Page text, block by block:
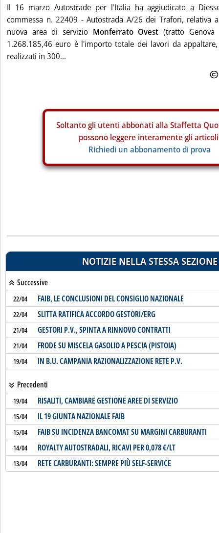
Il 16 marzo Autostrade per l'Italia ha aggiudicato a
commessa n. 22409 - Autostrada A/26 dei Trafori, relativa
nuova area di servizio Monferrato Ovest (tratto Genova
1.268.185,46 euro è l'importo totale dei lavori da
realizzati in 300...
Soltanto gli utenti abbonati alla Staffetta
possono leggere interamente gli
Richiedi un abbonamento di prova
NOTIZIE NELLA STESSA SEZIONE
Successive
22/04 FAIB, LE CONCLUSIONI DEL CONSIGLIO NAZIONALE
22/04 SLITTA RATIFICA ACCORDO GESTORI/ERG
21/04 GESTORI P.V., SPINTA A RINNOVO CONTRATTI
21/04 FRODE SU MISCELA GASOLIO A PESCIA (PISTOIA)
19/04 IN B.U. CAMPANIA RAZIONALIZZAZIONE RETE P.V.
Precedenti
19/04 RISALITI, CAMBIARE GESTIONE AREE DI SERVIZIO
15/04 IL 19 GIUNTA NAZIONALE FAIB
15/04 FAIB SU INCIDENZA BANCOMAT SU MARGINI CARBURANTI
14/04 ROYALTY AUTOSTRADALI, RICAVI PER 0,078 €/LT
13/04 RETE CARBURANTI: SEMPRE PIÙ SELF-SERVICE